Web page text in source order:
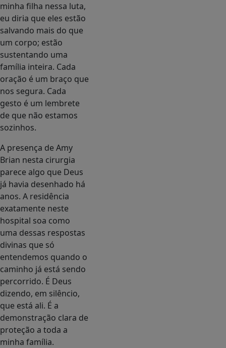
minha filha nessa luta,
eu diria que eles estão
salvando mais do que
um corpo; estão
sustentando uma
família inteira. Cada
oração é um braço que
nos segura. Cada
gesto é um lembrete
de que não estamos
sozinhos.
A presença de Amy
Brian nesta cirurgia
parece algo que Deus
já havia desenhado há
anos. A residência
exatamente neste
hospital soa como
uma dessas respostas
divinas que só
entendemos quando o
caminho já está sendo
percorrido. É Deus
dizendo, em silêncio,
que está ali. É a
demonstração clara de
proteção a toda a
minha família.